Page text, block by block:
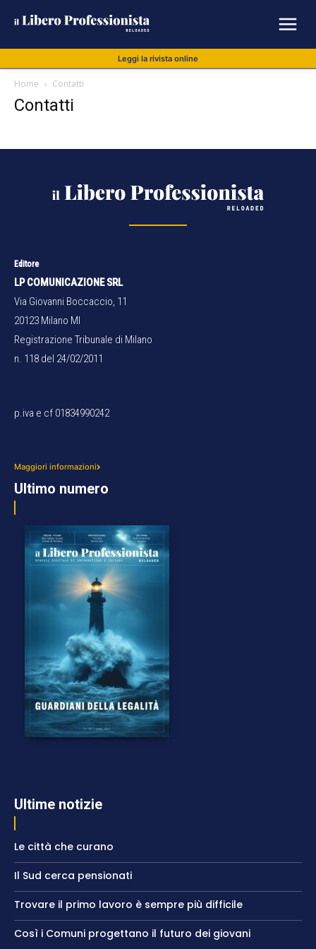
Leggi la rivista online
Home Contatti
Contatti
Editore
LP COMUNICAZIONE SRL
Via Giovanni Boccaccio, 11
20123 Milano MI
Registrazione Tribunale di Milano
n. 118 del 24/02/2011
p.iva e cf 01834990242
Maggiori informazioni
Ultimo numero
Ultime notizie
Le città che curano
Il Sud cerca pensionati
Trovare il primo lavoro è sempre più difficile
Così i Comuni progettano il futuro dei giovani